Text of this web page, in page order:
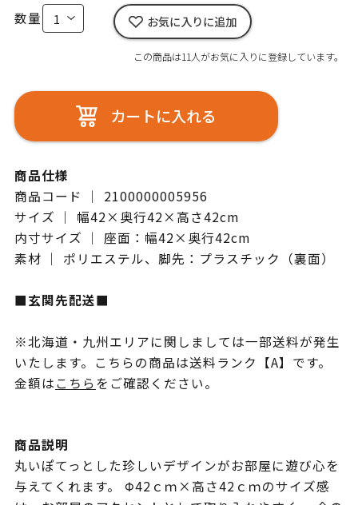
数量 お気に入りに追加
この商品は11人がお気に入りに登録しています。
カートに入れる
商品仕様
商品コード ｜ 2100000005956
サイズ ｜ 幅42×奥行42×高さ42cm
内寸サイズ ｜ 座面：幅42×奥行42cm
素材 ｜ ポリエステル、脚先：プラスチック（裏面）
■玄関先配送■
※北海道・九州エリアに関しましては一部送料が発生
いたします。こちらの商品は送料ランク【A】です。
金額はこちらをご確認ください。
商品説明
丸いぽてっとした珍しいデザインがお部屋に遊び心を
与えてくれます。 Φ42ｃｍ×高さ42ｃｍのサイズ感